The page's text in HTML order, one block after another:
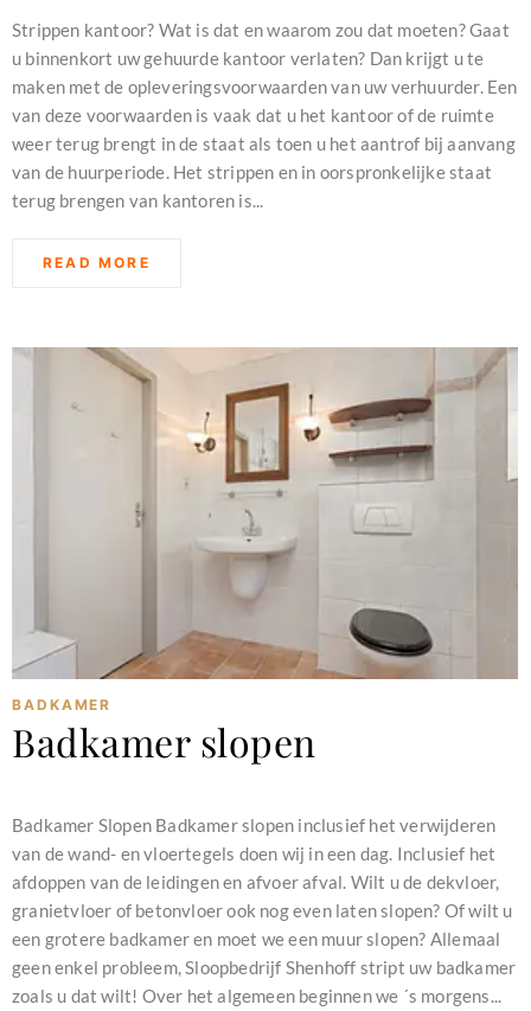
Strippen kantoor? Wat is dat en waarom zou dat moeten? Gaat
u binnenkort uw gehuurde kantoor verlaten? Dan krijgt u te
maken met de opleveringsvoorwaarden van uw verhuurder. Een
van deze voorwaarden is vaak dat u het kantoor of de ruimte
weer terug brengt in de staat als toen u het aantrof bij aanvang
van de huurperiode. Het strippen en in oorspronkelijke staat
terug brengen van kantoren is...
READ MORE
BADKAMER
Badkamer slopen
Badkamer Slopen Badkamer slopen inclusief het verwijderen
van de wand- en vloertegels doen wij in een dag. Inclusief het
afdoppen van de leidingen en afvoer afval. Wilt u de dekvloer,
granietvloer of betonvloer ook nog even laten slopen? Of wilt u
een grotere badkamer en moet we een muur slopen? Allemaal
geen enkel probleem, Sloopbedrijf Shenhoff stript uw badkamer
zoals u dat wilt! Over het algemeen beginnen we ´s morgens...